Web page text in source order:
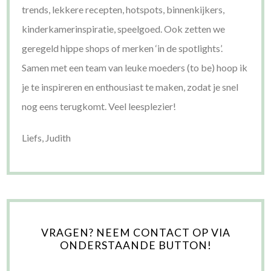
trends, lekkere recepten, hotspots, binnenkijkers,
kinderkamerinspiratie, speelgoed. Ook zetten we
geregeld hippe shops of merken ‘in de spotlights’.
Samen met een team van leuke moeders (to be) hoop ik
je te inspireren en enthousiast te maken, zodat je snel
nog eens terugkomt. Veel leesplezier!
Liefs, Judith
VRAGEN? NEEM CONTACT OP VIA
ONDERSTAANDE BUTTON!